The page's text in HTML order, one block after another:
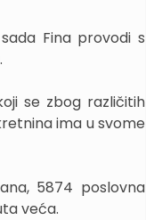
Fina provodi s
se zbog različitih
ima u svome
5874 poslovna
veća.